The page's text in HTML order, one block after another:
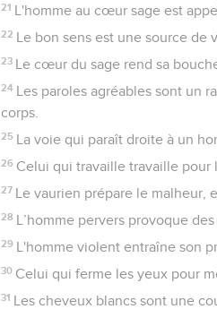
21 L'homme au cœur sage est
22 Le bon sens est une source
23 Le cœur du sage rend sa
24
Les paroles agréables sont un
corps.
25 La voie qui paraît droite à un
26 Celui qui travaille travaille pour
27 Le vaurien prépare le malheur,
28 L’homme pervers provoque
29 L'homme violent entraîne son
30 Celui qui ferme les yeux pour
31 Les cheveux blancs sont une